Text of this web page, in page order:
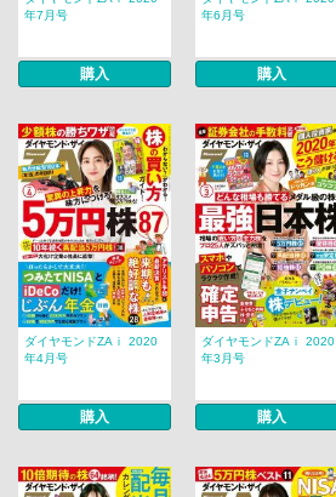
年7月号
購入
年6月号
購入
ダイヤモンドZAｉ 2020
年4月号
購入
ダイヤモンドZAｉ 2020
年3月号
購入